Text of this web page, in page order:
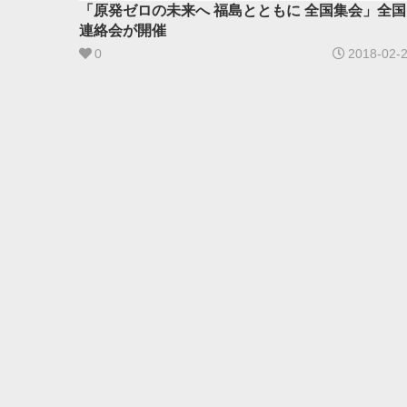
「原発ゼロの未来へ 福島とともに 全国集会」全国
連絡会が開催
0 2018-02-